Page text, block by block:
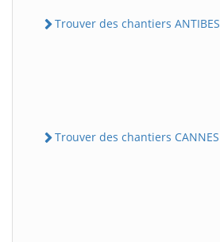
Trouver des chantiers ANTIBES
Trouver des chantiers CANNES